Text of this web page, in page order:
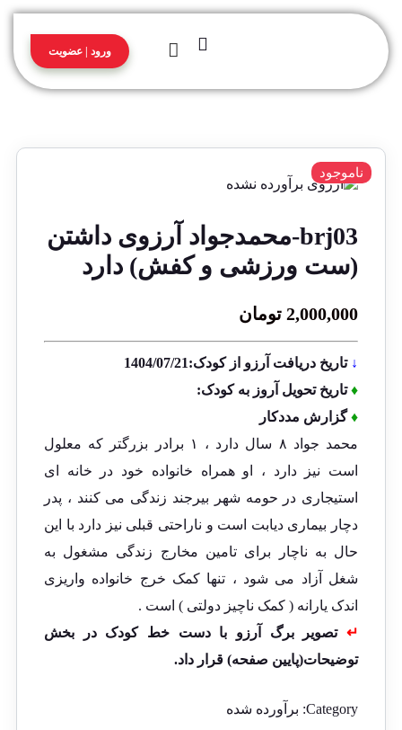
ورود | عضویت
brj03-محمدجواد آرزوی داشتن
(ست ورزشی و کفش) دارد
2,000,000 تومان
↓ تاریخ دریافت آرزو از کودک:1404/07/21
♦تاریخ تحویل آروز به کودک:
♦گزارش مددکار
محمد جواد ۸ سال دارد ، ۱ برادر بزرگتر که معلول
است نیز دارد ، او همراه خانواده خود در خانه ای
استیجاری در حومه شهر بیرجند زندگی می کنند ، پدر
دچار بیماری دیابت است و ناراحتی قبلی نیز دارد با این
حال به ناچار برای تامین مخارج زندگی مشغول به
شغل آزاد می شود ، تنها کمک خرج خانواده واریزی
اندک یارانه ( کمک ناچیز دولتی ) است .
↵تصویر برگ آرزو با دست خط کودک در بخش
توضیحات(پایین صفحه) قرار داد.
ناموجود
Category: برآورده شده